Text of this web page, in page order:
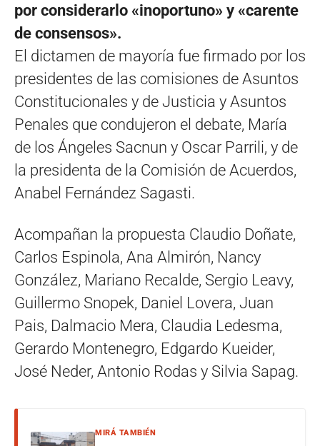
por considerarlo «inoportuno» y «carente
de consensos».
El dictamen de mayoría fue firmado por los
presidentes de las comisiones de Asuntos
Constitucionales y de Justicia y Asuntos
Penales que condujeron el debate, María
de los Ángeles Sacnun y Oscar Parrili, y de
la presidenta de la Comisión de Acuerdos,
Anabel Fernández Sagasti.
Acompañan la propuesta Claudio Doñate,
Carlos Espinola, Ana Almirón, Nancy
González, Mariano Recalde, Sergio Leavy,
Guillermo Snopek, Daniel Lovera, Juan
Pais, Dalmacio Mera, Claudia Ledesma,
Gerardo Montenegro, Edgardo Kueider,
José Neder, Antonio Rodas y Silvia Sapag.
MIRÁ TAMBIÉN